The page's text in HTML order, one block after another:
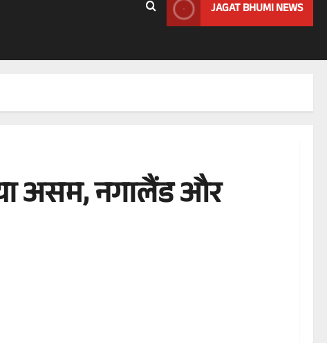
JAGAT BHUMI NEWS
असम, नगालैंड और